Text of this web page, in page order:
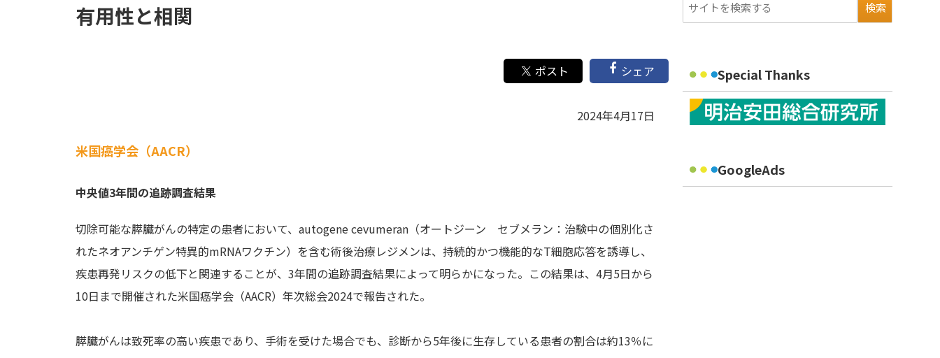
有用性と相関
シェア
2024年4月17日
米国癌学会（AACR）
中央値3年間の追跡調査結果
切除可能な膵臓がんの特定の患者において、autogene cevumeran（オートジーン セブメラン：治験中の個別化さ
れたネオアンチゲン特異的mRNAワクチン）を含む術後治療レジメンは、持続的かつ機能的なT細胞応答を誘導し、
疾患再発リスクの低下と関連することが、3年間の追跡調査結果によって明らかになった。この結果は、4月5日から
10日まで開催された米国癌学会（AACR）年次総会2024で報告された。
膵臓がんは致死率の高い疾患であり、手術を受けた場合でも、診断から5年後に生存している患者の割合は約13％に
Special Thanks
GoogleAds